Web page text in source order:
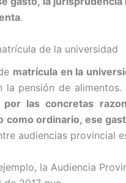
.
de la universidad
matrícula en la
la pensión de
por las concretas
como ordinario, ese
audiencias provincial
la Audiencia